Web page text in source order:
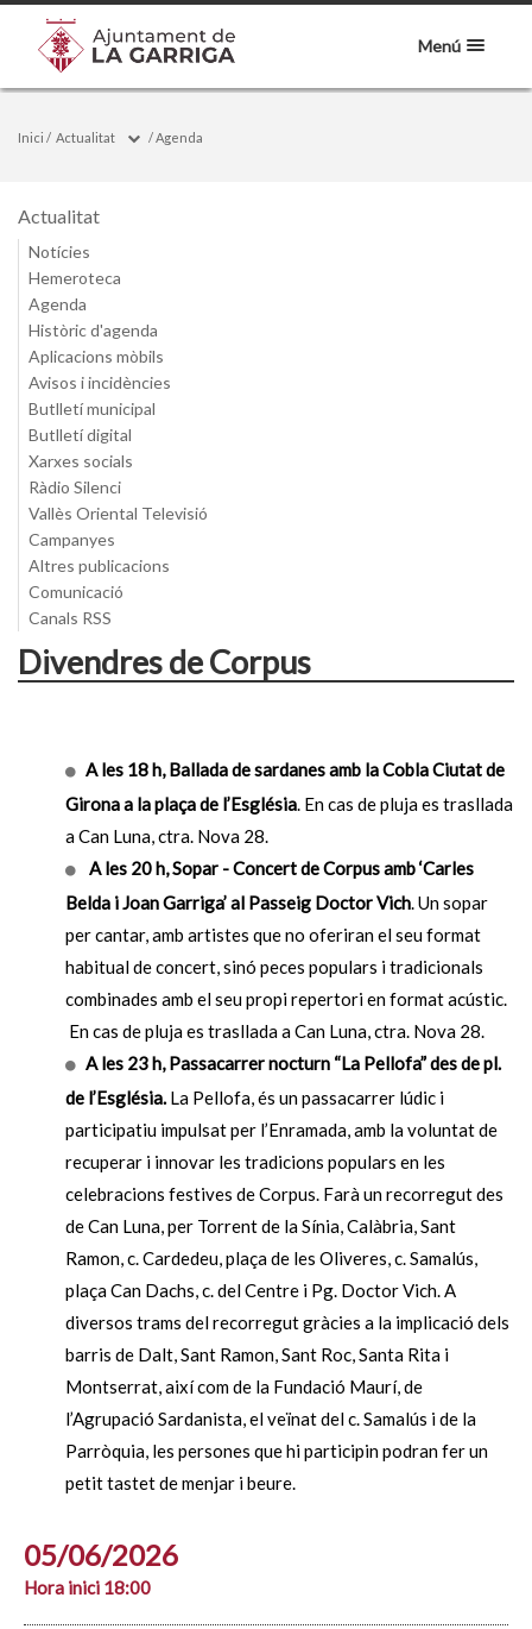
Menú
Inici / Actualitat /Agenda
Actualitat
Notícies
Hemeroteca
Agenda
Històric d'agenda
Aplicacions mòbils
Avisos i incidències
Butlletí municipal
Butlletí digital
Xarxes socials
Ràdio Silenci
Vallès Oriental Televisió
Campanyes
Altres publicacions
Comunicació
Canals RSS
Divendres de Corpus
A les 18 h, Ballada de sardanes amb la Cobla Ciutat de
Girona a la plaça de l’Església. En cas de pluja es trasllada
a Can Luna, ctra. Nova 28.
A les 20 h, Sopar - Concert de Corpus amb ‘Carles
Belda i Joan Garriga’ al Passeig Doctor Vich. Un sopar
per cantar, amb artistes que no oferiran el seu format
habitual de concert, sinó peces populars i tradicionals
combinades amb el seu propi repertori en format acústic.
En cas de pluja es trasllada a Can Luna, ctra. Nova 28.
A les 23 h, Passacarrer nocturn “La Pellofa” des de pl.
de l’Església.La Pellofa, és un passacarrer lúdic i
participatiu impulsat per l’Enramada, amb la voluntat de
recuperar i innovar les tradicions populars en les
celebracions festives de Corpus. Farà un recorregut des
de Can Luna, per Torrent de la Sínia, Calàbria, Sant
Ramon, c. Cardedeu, plaça de les Oliveres, c. Samalús,
plaça Can Dachs, c. del Centre i Pg. Doctor Vich. A
diversos trams del recorregut gràcies a la implicació dels
barris de Dalt, Sant Ramon, Sant Roc, Santa Rita i
Montserrat, així com de la Fundació Maurí, de
l’Agrupació Sardanista, el veïnat del c. Samalús i de la
Parròquia, les persones que hi participin podran fer un
petit tastet de menjar i beure.
05/06/2026
Hora inici 18:00